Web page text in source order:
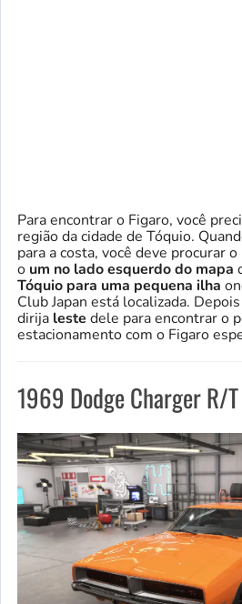
Para encontrar o Figaro, você
região da cidade de Tóquio.
para a costa, você deve procurar o
o um no lado esquerdo do mapa
Tóquio para uma pequena ilha
Club Japan está localizada.
dirija leste dele para encontrar o
estacionamento com o Figaro
1969 Dodge Charger R/T